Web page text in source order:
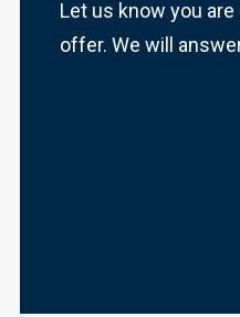
Let us know you
offer. We will